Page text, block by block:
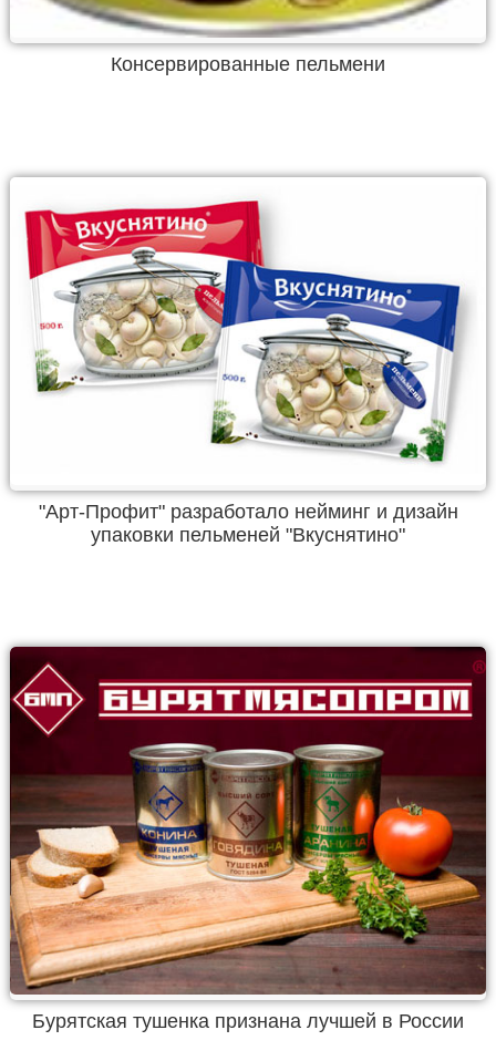
Консервированные пельмени
"Арт-Профит" разработало нейминг и дизайн
упаковки пельменей "Вкуснятино"
Бурятская тушенка признана лучшей в России